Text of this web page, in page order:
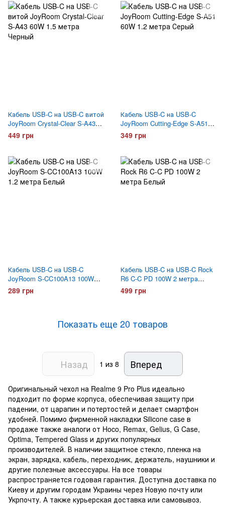
Кабель USB-C на USB-C витой
JoyRoom Crystal-Clear S-A43
60W 1.5 метра Черный
449 грн
Кабель USB-C на USB-C
JoyRoom Cutting-Edge S-A51
60W 1.2 метра Серый
349 грн
Кабель USB-C на USB-C
JoyRoom S-CC100A13 100W
1.2 метра Белый
289 грн
Кабель USB-C на USB-C Rock
R6 C-C PD 100W 2 метра
Белый
499 грн
Показать еще 20 товаров
Назад 1 из 8 Вперед
Оригинальный чехол на Realme 9 Pro Plus идеально
подходит по форме корпуса, обеспечивая защиту при
падении, от царапин и потертостей и делает смартфон
удобней. Помимо фирменной накладки Silicone case в
продаже также аналоги от Hoco, Remax, Gelius, G Case,
Optima, Tempered Glass и других популярных
производителей. В наличии защитное стекло, пленка на
экран, зарядка, кабель, переходник, держатель, наушники и
другие полезные аксессуары. На все товары
распространяется годовая гарантия. Доступна доставка по
Киеву и другим городам Украины через Новую почту или
Укрпочту. А также курьерская доставка или самовывоз.